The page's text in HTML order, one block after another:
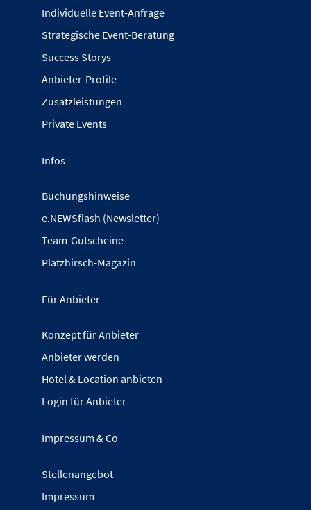
Individuelle Event-Anfrage
Strategische Event-Beratung
Success Storys
Anbieter-Profile
Zusatzleistungen
Private Events
Infos
Buchungshinweise
e.NEWSflash (Newsletter)
Team-Gutscheine
Platzhirsch-Magazin
Für Anbieter
Konzept für Anbieter
Anbieter werden
Hotel & Location anbieten
Login für Anbieter
Impressum & Co
Stellenangebot
Impressum